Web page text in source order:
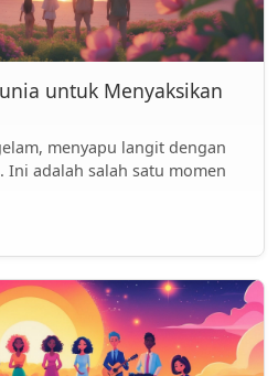
untuk Menyaksikan
menyapu langit dengan
Ini adalah salah satu momen